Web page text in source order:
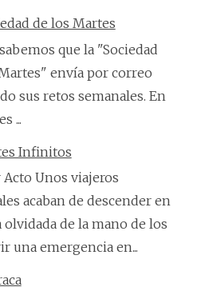
de los Martes
que la "Sociedad
envía por correo
sus retos semanales. En
...
Infinitos
Unos viajeros
acaban de descender en
de la mano de los
una emergencia en...